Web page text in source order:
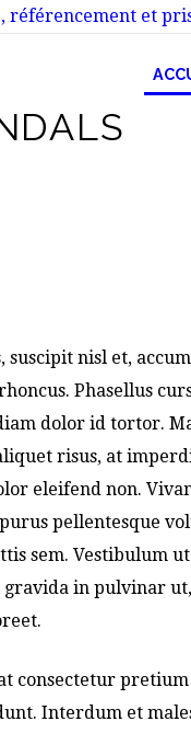
référencement et
suscipit nisl et,
Phasellus
dolor id tortor.
risus, at
eleifend non.
pellentesque
sem. Vestibulum
in pulvinar
consectetur
Interdum et